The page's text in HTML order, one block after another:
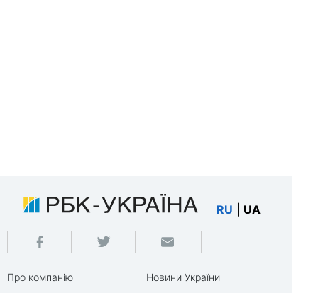
RU UA
Про компанію
Новини України